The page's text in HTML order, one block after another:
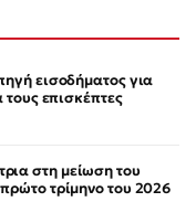
εισοδήματος για
τους επισκέπτες
στη μείωση του
τρίμηνο του 2026